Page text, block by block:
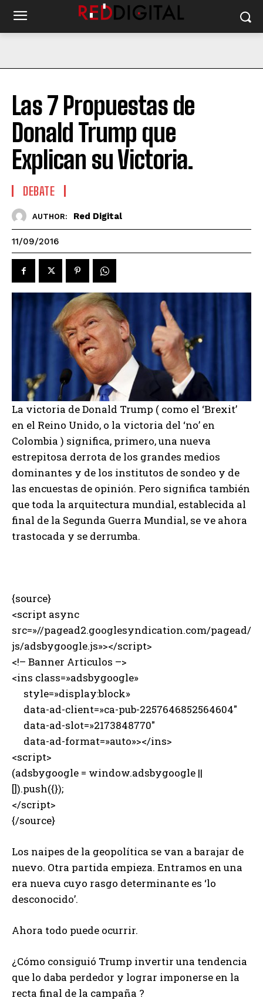
Las 7 Propuestas de
Donald Trump que
Explican su Victoria.
DEBATE
AUTHOR: Red Digital
11/09/2016
La victoria de Donald Trump ( como el ‘Brexit’
en el Reino Unido, o la victoria del ‘no’ en
Colombia ) significa, primero, una nueva
estrepitosa derrota de los grandes medios
dominantes y de los institutos de sondeo y de
las encuestas de opinión. Pero significa también
que toda la arquitectura mundial, establecida al
final de la Segunda Guerra Mundial, se ve ahora
trastocada y se derrumba.
{source}
<script async
src=»//pagead2.googlesyndication.com/pagead/
js/adsbygoogle.js»></script>
<!– Banner Articulos –>
<ins class=»adsbygoogle»
style=»display:block»
data-ad-client=»ca-pub-2257646852564604″
data-ad-slot=»2173848770″
data-ad-format=»auto»></ins>
<script>
(adsbygoogle = window.adsbygoogle ||
[]).push({});
</script>
{/source}
Los naipes de la geopolítica se van a barajar de
nuevo. Otra partida empieza. Entramos en una
era nueva cuyo rasgo determinante es ‘lo
desconocido’.
Ahora todo puede ocurrir.
¿Cómo consiguió Trump invertir una tendencia
que lo daba perdedor y lograr imponerse en la
recta final de la campaña ?